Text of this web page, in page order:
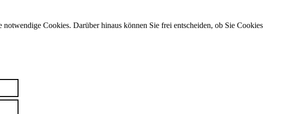
Cookies. Darüber hinaus können Sie frei entscheiden, ob Sie Cookies